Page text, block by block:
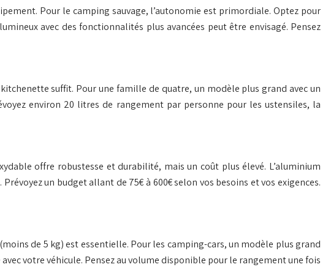
Pour le camping sauvage, l’autonomie est primordiale. Optez pour
avec des fonctionnalités plus avancées peut être envisagé. Pensez
suffit. Pour une famille de quatre, un modèle plus grand avec un
environ 20 litres de rangement par personne pour les ustensiles, la
offre robustesse et durabilité, mais un coût plus élevé. L’aluminium
un budget allant de 75€ à 600€ selon vos besoins et vos exigences.
de 5 kg) est essentielle. Pour les camping-cars, un modèle plus grand
votre véhicule. Pensez au volume disponible pour le rangement une fois